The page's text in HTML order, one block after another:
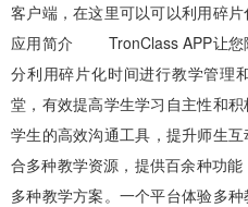
客户端，在这里可以可以利用碎片
应用简介 TronClass APP让您
分利用碎片化时间进行教学管理
堂，有效提高学生学习自主性和
学生的高效沟通工具，提升师
合多种教学资源，提供百余种功
多种教学方案。一个平台体验多